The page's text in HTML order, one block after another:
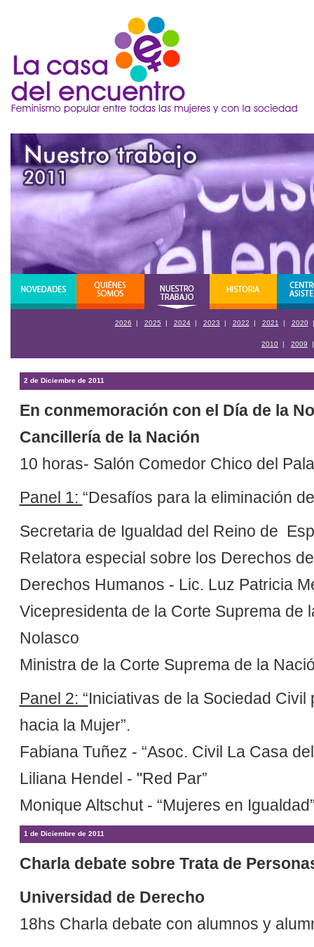
2026 | 2025 | 2024| 2023 | 2022 | 2021 | 2020
2010 | 2009
2 de Diciembre de 2011
En conmemoración con el Día de la
Cancillería de la Nación
10 horas- Salón Comedor Chico del
Panel 1: “Desafíos para la eliminación
Secretaria de Igualdad del Reino de
Relatora especial sobre los Derechos
Derechos Humanos - Lic. Luz Patricia
Vicepresidenta de la Corte Suprema de
Nolasco
Ministra de la Corte Suprema de la
Panel 2: “Iniciativas de la Sociedad
hacia la Mujer”.
Fabiana Tuñez - “Asoc. Civil La Casa
Liliana Hendel - "Red Par”
Monique Altschut - “Mujeres en
1 de Diciembre de 2011
Charla debate sobre Trata de
Universidad de Derecho
18hs Charla debate con alumnos y